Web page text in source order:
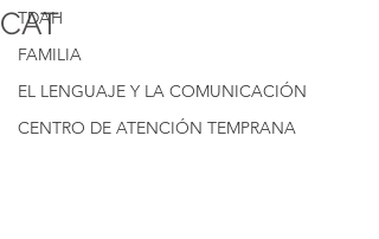
TDAH
FAMILIA
EL LENGUAJE Y LA COMUNICACIÓN
CENTRO DE ATENCIÓN TEMPRANA
CAT